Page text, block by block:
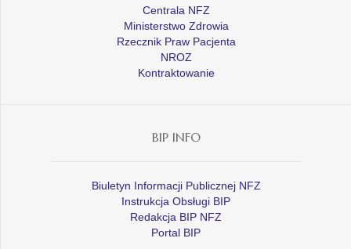
Centrala NFZ
Ministerstwo Zdrowia
Rzecznik Praw Pacjenta
NROZ
Kontraktowanie
BIP INFO
Biuletyn Informacji Publicznej NFZ
Instrukcja Obsługi BIP
Redakcja BIP NFZ
Portal BIP